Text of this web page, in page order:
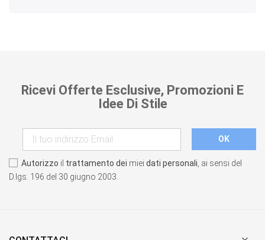
Ricevi Offerte Esclusive, Promozioni E
Idee Di Stile
Autorizzo il trattamento dei miei dati personali , ai sensi del
D.lgs. 196 del 30 giugno 2003.